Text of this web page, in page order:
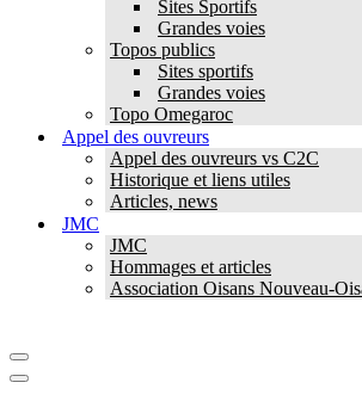
Sites Sportifs
Grandes voies
Topos publics
Sites sportifs
Grandes voies
Topo Omegaroc
Appel des ouvreurs
Appel des ouvreurs vs C2C
Historique et liens utiles
Articles, news
JMC
JMC
Hommages et articles
Association Oisans Nouveau-
Menu
de
Menu